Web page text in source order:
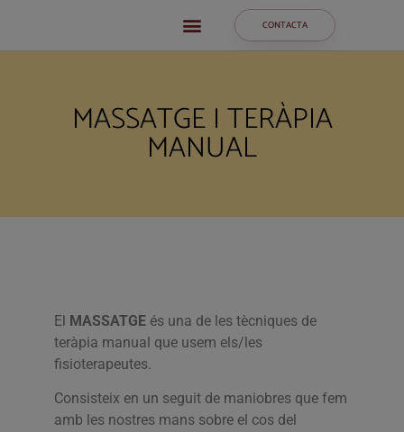
CONTACTA
MASSATGE I TERÀPIA
MANUAL
El MASSATGE és una de les tècniques de
teràpia manual que usem els/les
fisioterapeutes.
Consisteix en un seguit de maniobres que fem
amb les nostres mans sobre el cos del